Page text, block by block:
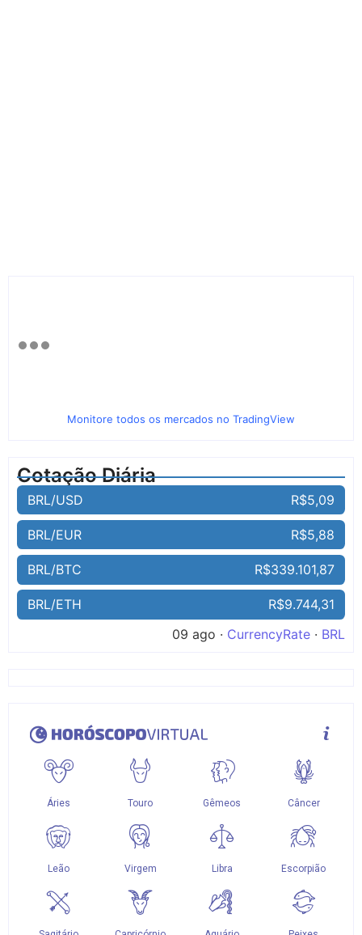
Monitore todos os mercados no TradingView
Cotação Diária
BRL/USD R$5,09
BRL/EUR R$5,88
BRL/BTC R$339.101,87
BRL/ETH
R$9.744,31
09 ago · CurrencyRate · BRL